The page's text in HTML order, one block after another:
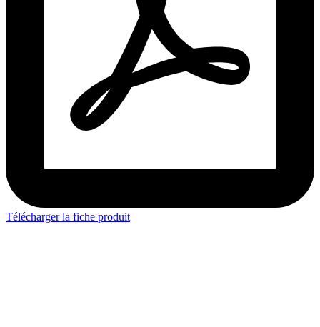
Télécharger la fiche produit